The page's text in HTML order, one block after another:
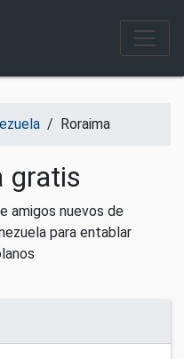
/ Roraima
gratis
amigos nuevos de
para entablar